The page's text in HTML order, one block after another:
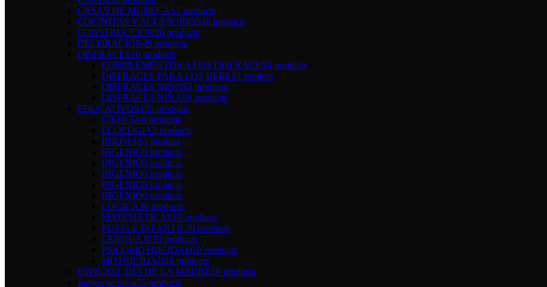
CASAS DE MUÑECAS7 products
COCINITAS Y ACCESORIOS16 products
CONSTRUCCIÓN20 products
DECORACIÓN45 products
DISFRACES16 products
COMPLEMENTOS A LOS DISFRACES4 products
DISFRACES PARA LOS BEBÉS1 product
DISFRACES NIÑOS5 products
DISFRACES NIÑAS6 products
EDUCATIVOS155 products
CIENCIA6 products
ECOLOGIA2 products
IDIOMAS1 product
INGENIO0 products
INGENIO0 products
INGENIO0 products
INGENIO0 products
INGENIO0 products
LOGICA26 products
MATEMÁTICAS10 products
PUZZLE INFANTIL79 products
LENGUAJE10 products
PSICOMOTRICIDAD10 products
MOTRICIDAD16 products
ESPECIAL DÍA DE LA MADRE10 products
Juegos de mesa75 products